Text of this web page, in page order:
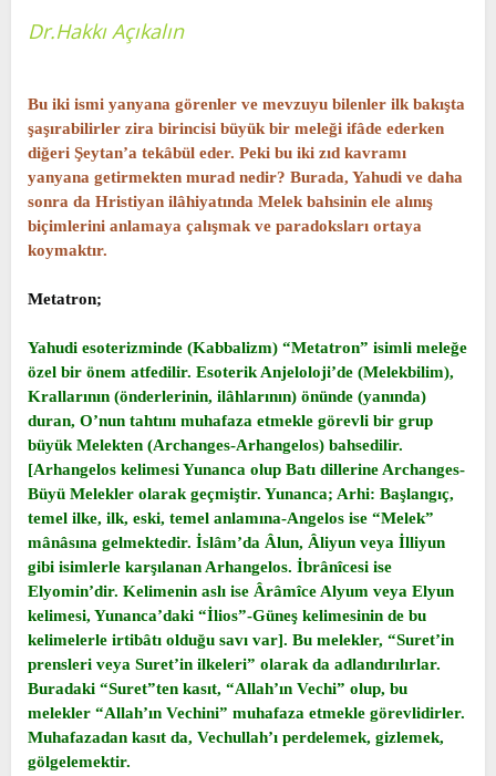
a
h
Dr.Hakkı Açıkalın
Bu iki ismi yanyana görenler ve mevzuyu bilenler ilk bakışta
şaşırabilirler zira birincisi büyük bir meleği ifâde ederken
diğeri Şeytan’a tekâbül eder. Peki bu iki zıd kavramı
yanyana getirmekten murad nedir? Burada, Yahudi ve daha
sonra da Hristiyan ilâhiyatında Melek bahsinin ele alınış
biçimlerini anlamaya çalışmak ve paradoksları ortaya
koymaktır.
Metatron;
Yahudi esoterizminde (Kabbalizm) “Metatron” isimli meleğe
özel bir önem atfedilir. Esoterik Anjeloloji’de (Melekbilim),
Krallarının (önderlerinin, ilâhlarının) önünde (yanında)
duran, O’nun tahtını muhafaza etmekle görevli bir grup
büyük Melekten (Archanges-Arhangelos) bahsedilir.
[Arhangelos kelimesi Yunanca olup Batı dillerine Archanges-
Büyü Melekler olarak geçmiştir. Yunanca; Arhi: Başlangıç,
temel ilke, ilk, eski, temel anlamına-Angelos ise “Melek”
mânâsına gelmektedir. İslâm’da Âlun, Âliyun veya İlliyun
gibi isimlerle karşılanan Arhangelos. İbrânîcesi ise
Elyomin’dir. Kelimenin aslı ise Ârâmîce Alyum veya Elyun
kelimesi, Yunanca’daki “İlios”-Güneş kelimesinin de bu
kelimelerle irtibâtı olduğu savı var]. Bu melekler, “Suret’in
prensleri veya Suret’in ilkeleri” olarak da adlandırılırlar.
Buradaki “Suret”ten kasıt, “Allah’ın Vechi” olup, bu
melekler “Allah’ın Vechini” muhafaza etmekle görevlidirler.
Muhafazadan kasıt da, Vechullah’ı perdelemek, gizlemek,
gölgelemektir.